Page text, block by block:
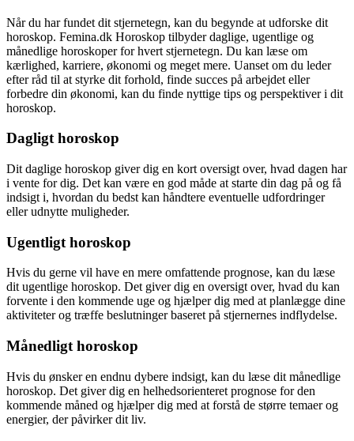
Når du har fundet dit stjernetegn, kan du begynde at udforske dit
horoskop. Femina.dk Horoskop tilbyder daglige, ugentlige og
månedlige horoskoper for hvert stjernetegn. Du kan læse om
kærlighed, karriere, økonomi og meget mere. Uanset om du leder
efter råd til at styrke dit forhold, finde succes på arbejdet eller
forbedre din økonomi, kan du finde nyttige tips og perspektiver i dit
horoskop.
Dagligt horoskop
Dit daglige horoskop giver dig en kort oversigt over, hvad dagen har
i vente for dig. Det kan være en god måde at starte din dag på og få
indsigt i, hvordan du bedst kan håndtere eventuelle udfordringer
eller udnytte muligheder.
Ugentligt horoskop
Hvis du gerne vil have en mere omfattende prognose, kan du læse
dit ugentlige horoskop. Det giver dig en oversigt over, hvad du kan
forvente i den kommende uge og hjælper dig med at planlægge dine
aktiviteter og træffe beslutninger baseret på stjernernes indflydelse.
Månedligt horoskop
Hvis du ønsker en endnu dybere indsigt, kan du læse dit månedlige
horoskop. Det giver dig en helhedsorienteret prognose for den
kommende måned og hjælper dig med at forstå de større temaer og
energier, der påvirker dit liv.